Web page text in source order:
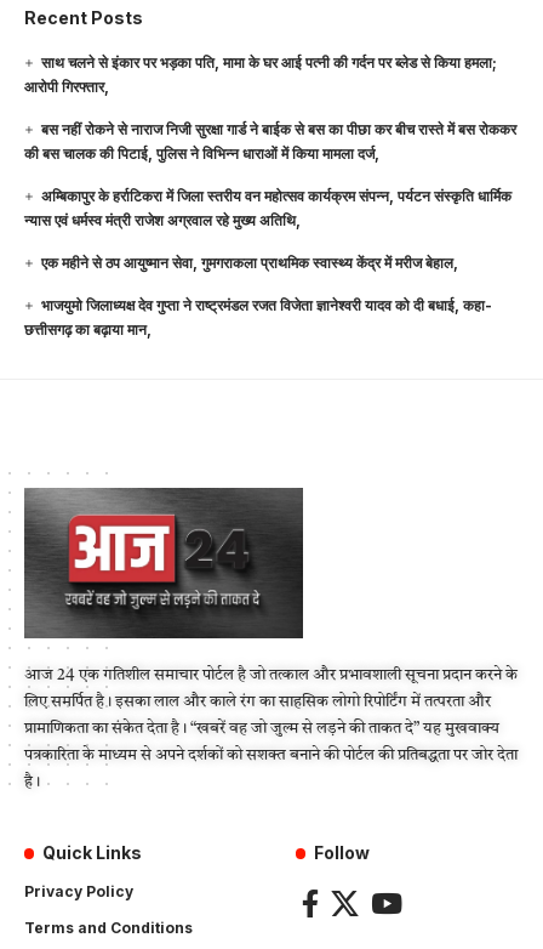
Recent Posts
साथ चलने से इंकार पर भड़का पति, मामा के घर आई पत्नी की गर्दन पर ब्लेड से किया हमला;
आरोपी गिरफ्तार,
बस नहीं रोकने से नाराज निजी सुरक्षा गार्ड ने बाईक से बस का पीछा कर बीच रास्ते में बस रोककर
की बस चालक की पिटाई, पुलिस ने विभिन्न धाराओं में किया मामला दर्ज,
अम्बिकापुर के हर्राटिकरा में जिला स्तरीय वन महोत्सव कार्यक्रम संपन्न, पर्यटन संस्कृति धार्मिक
न्यास एवं धर्मस्व मंत्री राजेश अग्रवाल रहे मुख्य अतिथि,
एक महीने से ठप आयुष्मान सेवा, गुमगराकला प्राथमिक स्वास्थ्य केंद्र में मरीज बेहाल,
भाजयुमो जिलाध्यक्ष देव गुप्ता ने राष्ट्रमंडल रजत विजेता ज्ञानेश्वरी यादव को दी बधाई, कहा-
छत्तीसगढ़ का बढ़ाया मान,
आज 24 एक गतिशील समाचार पोर्टल है जो तत्काल और प्रभावशाली सूचना प्रदान करने के
लिए समर्पित है। इसका लाल और काले रंग का साहसिक लोगो रिपोर्टिंग में तत्परता और
प्रामाणिकता का संकेत देता है। “खबरें वह जो जुल्म से लड़ने की ताकत दे” यह मुखवाक्य
पत्रकारिता के माध्यम से अपने दर्शकों को सशक्त बनाने की पोर्टल की प्रतिबद्धता पर जोर देता
है।
Quick Links
Privacy Policy
Terms and Conditions
Follow